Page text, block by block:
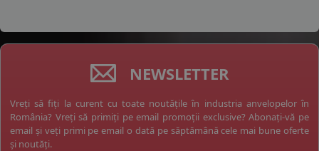
NEWSLETTER
Vreți să fiți la curent cu toate noutățile în industria anvelopelor în
România? Vreți să primiți pe email promoții exclusive? Abonați-vă pe
email și veți primi pe email o dată pe săptămână cele mai bune oferte
și noutăți.